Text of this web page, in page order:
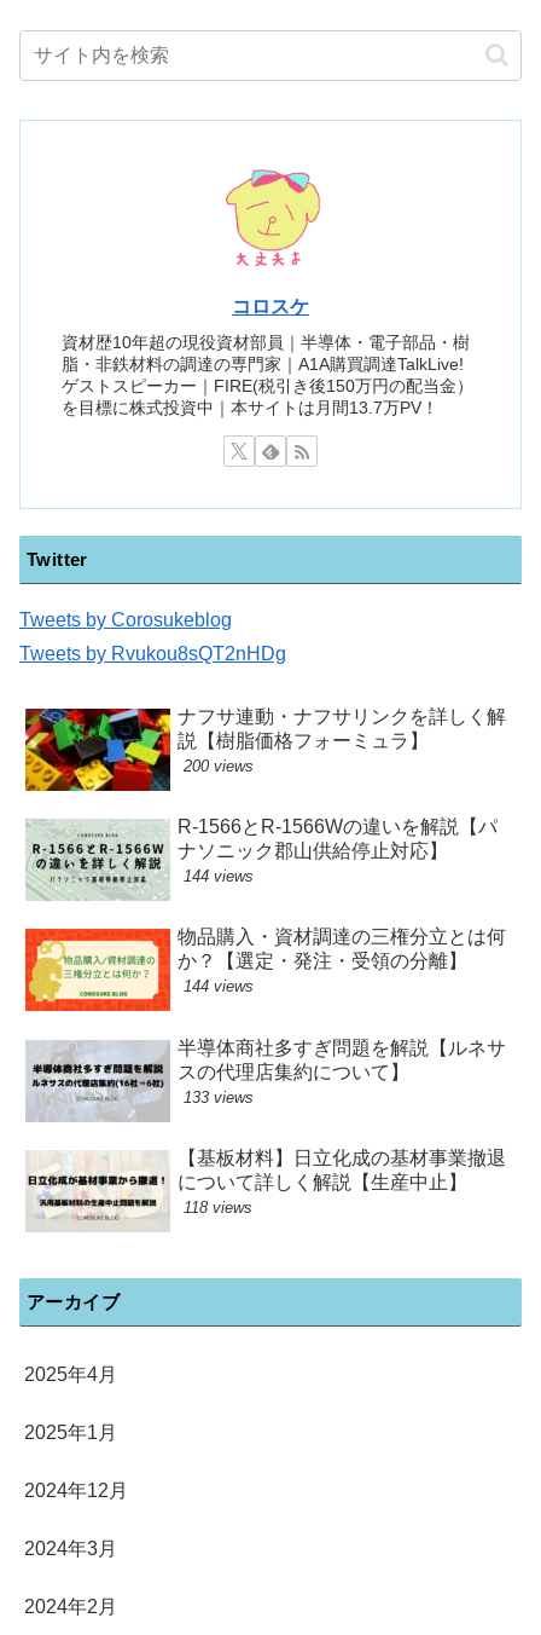
コロスケ
資材歴10年超の現役資材部員｜半導体・電子部品・樹
脂・非鉄材料の調達の専門家｜A1A購買調達TalkLive!
ゲストスピーカー｜FIRE(税引き後150万円の配当金）
を目標に株式投資中｜本サイトは月間13.7万PV！
Twitter
Tweets by Corosukeblog
Tweets by Rvukou8sQT2nHDg
ナフサ連動・ナフサリンクを詳しく解
説【樹脂価格フォーミュラ】
200 views
R-1566とR-1566Wの違いを解説【パ
ナソニック郡山供給停止対応】
144 views
物品購入・資材調達の三権分立とは何
か？【選定・発注・受領の分離】
144 views
半導体商社多すぎ問題を解説【ルネサ
スの代理店集約について】
133 views
【基板材料】日立化成の基材事業撤退
について詳しく解説【生産中止】
118 views
アーカイブ
2025年4月
2025年1月
2024年12月
2024年3月
2024年2月